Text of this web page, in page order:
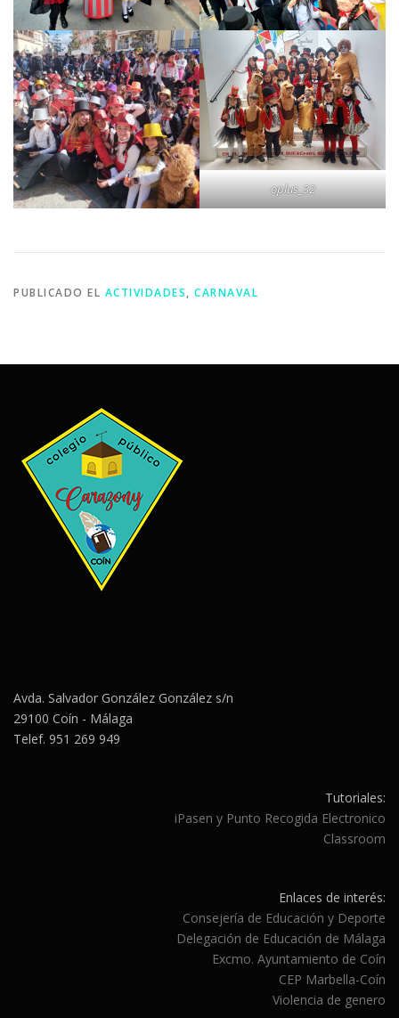
oplus_32
PUBLICADO EL ACTIVIDADES, CARNAVAL
Avda. Salvador González González s/n
29100 Coín - Málaga
Telef. 951 269 949
Tutoriales:
iPasen y Punto Recogida Electronico
Classroom
Enlaces de interés:
Consejería de Educación y Deporte
Delegación de Educación de Málaga
Excmo. Ayuntamiento de Coín
CEP Marbella-Coín
Violencia de genero